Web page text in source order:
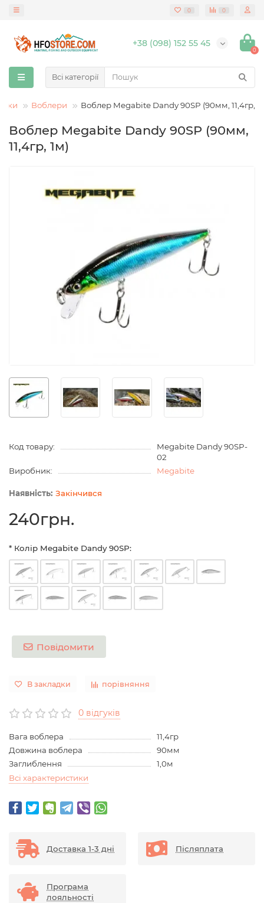
0 0
+38 (098) 152 55 45
0
Всі категорії
Воблери Воблер Megabite Dandy 90SP (90мм, 11,4гр,
Воблер Megabite Dandy 90SP (90мм,
11,4гр, 1м)
Код товару:
Megabite Dandy 90SP-
02
Виробник:
Megabite
Закінчився
240грн.
* Колір Megabite Dandy 90SP:
Повідомити
В закладки порівняння
0 відгуків
Вага воблера
11,4гр
Довжина воблера
90мм
Заглиблення
1,0м
Всі характеристики
Доставка 1-3 дні Післяплата
Програма
лояльності